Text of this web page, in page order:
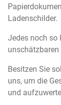
Ladenschilder.
Jedes noch so
unschätzbaren
Besitzen Sie
uns, um die
und